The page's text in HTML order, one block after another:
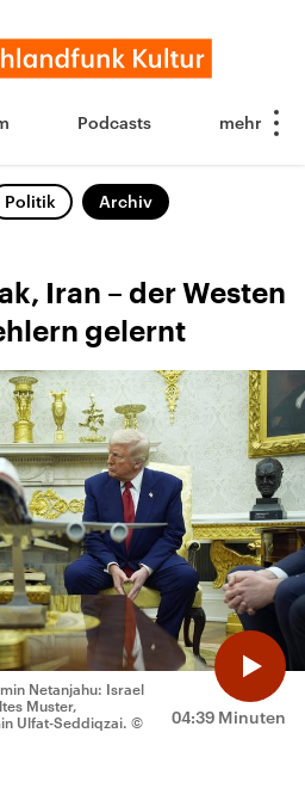
Podcasts
Politik Archiv
Iran – der Westen
gelernt
04:39 Minuten
Netanjahu: Israel
Muster,
Ulfat-Seddiqzai. ©